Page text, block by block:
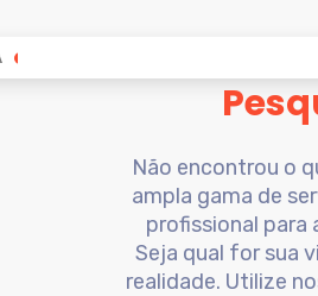
Não encontrou o
ampla gama de
profissional para
Seja qual for sua
realidade. Utilize